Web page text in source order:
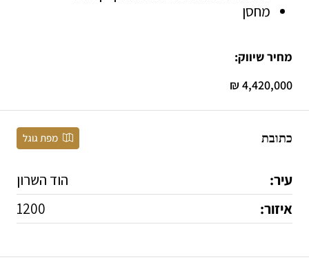
מחסן
מחיר שיווק:
4,420,000 ₪
כתובת מפת גוגל
עיר:
הוד השרון
איזור:
1200